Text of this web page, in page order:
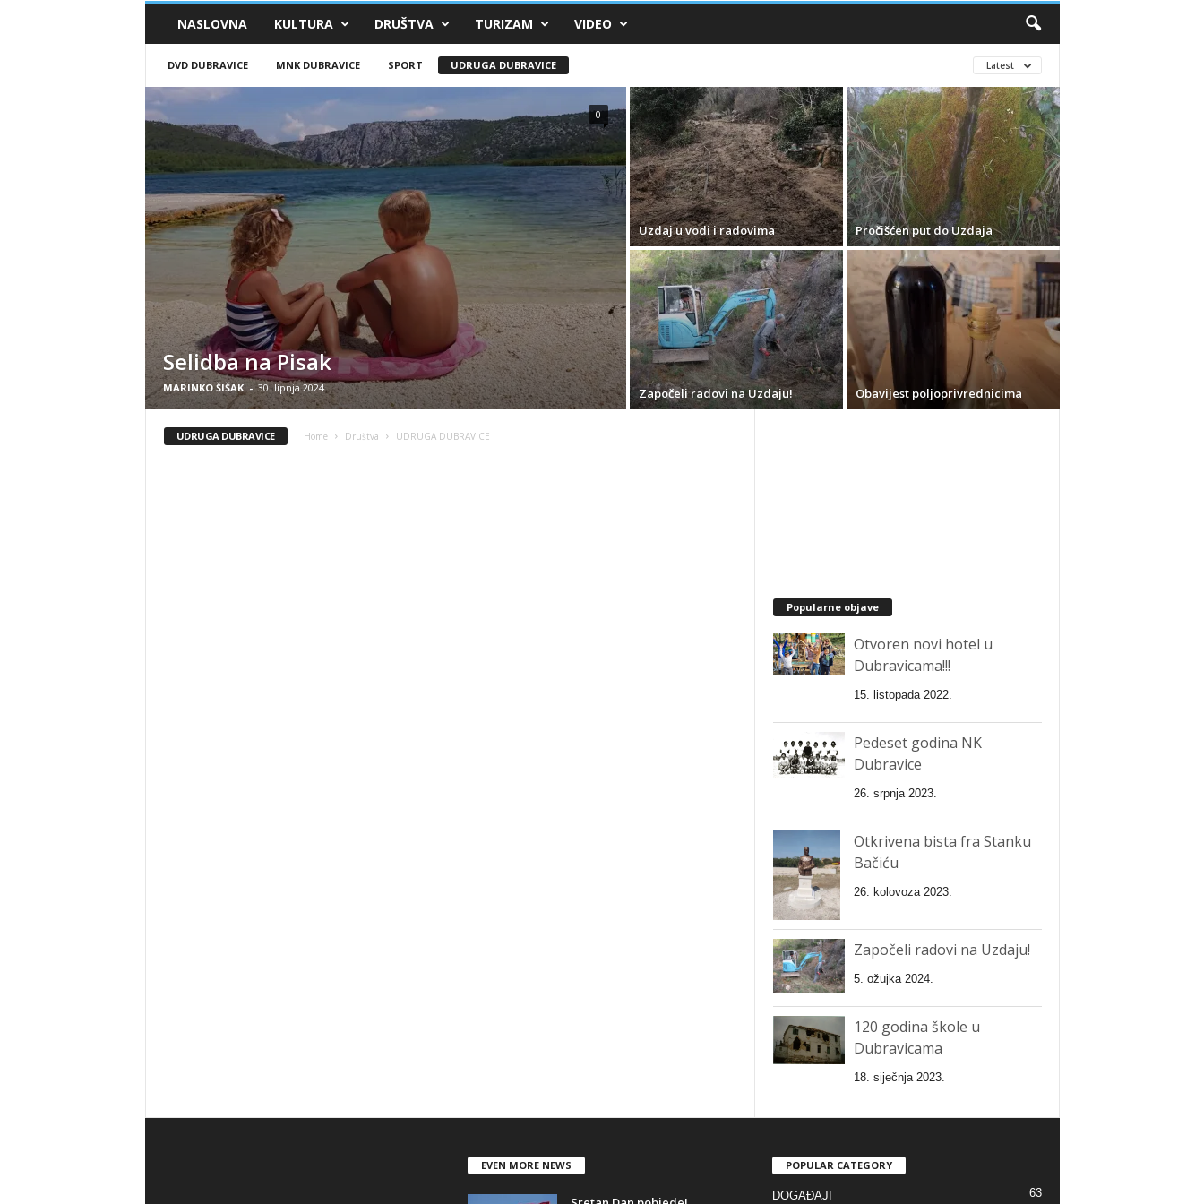
Dubravice.hr Dubravice.hr
NASLOVNA KULTURA DRUŠTVA TURIZAM VIDEO
DVD DUBRAVICE MNK DUBRAVICE SPORT UDRUGA DUBRAVICE Latest
Selidba na Pisak
MARINKO ŠIŠAK - 30. lipnja 2024.
0
Uzdaj u vodi i radovima Pročišćen put do Uzdaja
Započeli radovi na Uzdaju! Obavijest poljoprivrednicima
UDRUGA DUBRAVICE Home Društva UDRUGA DUBRAVICE
Popularne objave
Otvoren novi hotel u
Dubravicama!!!
15. listopada 2022.
Pedeset godina NK
Dubravice
26. srpnja 2023.
Otkrivena bista fra Stanku
Bačiću
26. kolovoza 2023.
Započeli radovi na Uzdaju!
5. ožujka 2024.
120 godina škole u
Dubravicama
18. siječnja 2023.
EVEN MORE NEWS POPULAR CATEGORY
DOGAĐAJI 63